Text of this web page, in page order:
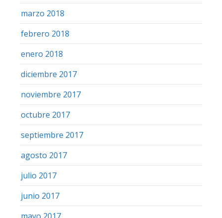
marzo 2018
febrero 2018
enero 2018
diciembre 2017
noviembre 2017
octubre 2017
septiembre 2017
agosto 2017
julio 2017
junio 2017